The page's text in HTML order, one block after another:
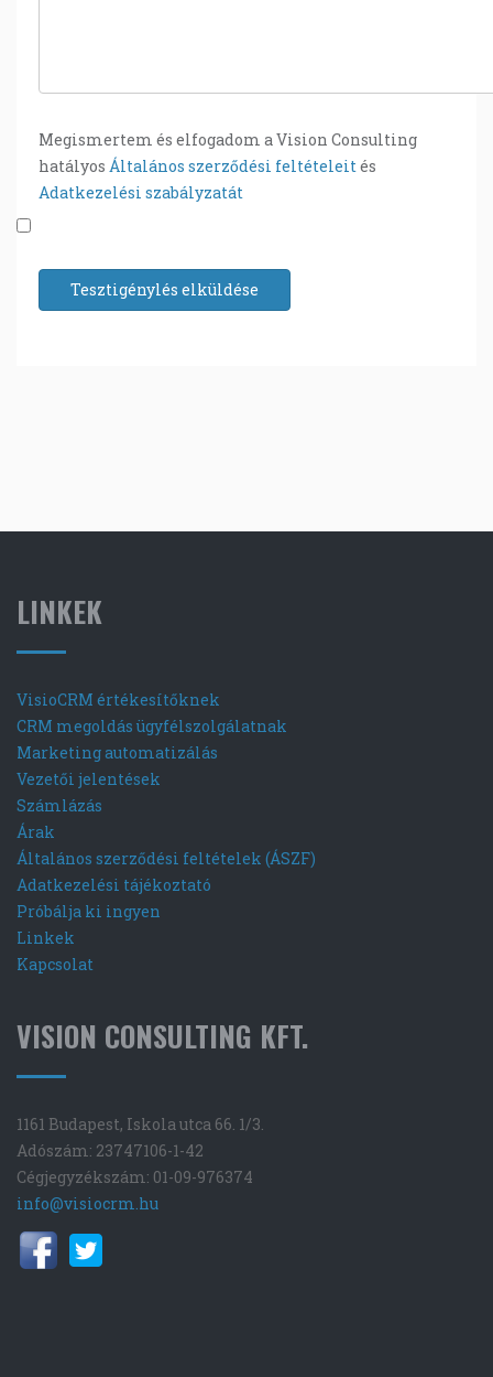
Megismertem és elfogadom a Vision Consulting
hatályos Általános szerződési feltételeités
Adatkezelési szabályzatát
Tesztigénylés elküldése
LINKEK
VisioCRM értékesítőknek
CRM megoldás ügyfélszolgálatnak
Marketing automatizálás
Vezetői jelentések
Számlázás
Árak
Általános szerződési feltételek (ÁSZF)
Adatkezelési tájékoztató
Próbálja ki ingyen
Linkek
Kapcsolat
VISION CONSULTING KFT.
1161 Budapest, Iskola utca 66. 1/3.
Adószám: 23747106-1-42
Cégjegyzékszám: 01-09-976374
info@visiocrm.hu